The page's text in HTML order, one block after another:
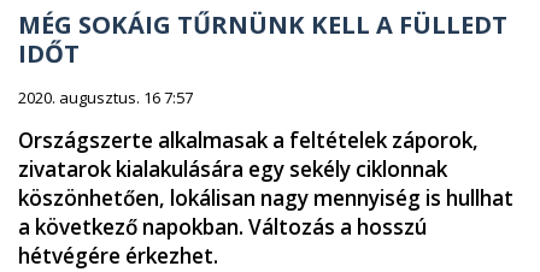
MÉG SOKÁIG TŰRNÜNK KELL A FÜLLEDT
IDŐT
2020. augusztus. 16 7:57
Országszerte alkalmasak a feltételek záporok,
zivatarok kialakulására egy sekély ciklonnak
köszönhetően, lokálisan nagy mennyiség is hullhat
a következő napokban. Változás a hosszú
hétvégére érkezhet.